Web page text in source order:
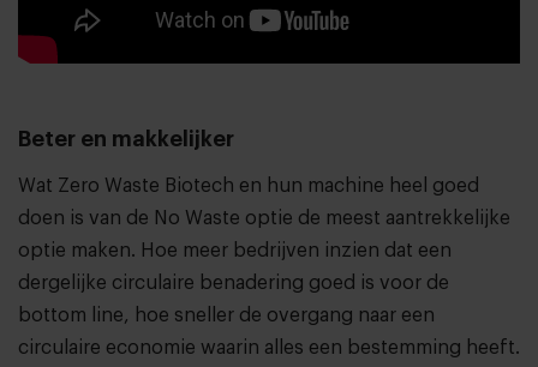
Beter en makkelijker
Wat Zero Waste Biotech en hun machine heel goed
doen is van de No Waste optie de meest aantrekkelijke
optie maken. Hoe meer bedrijven inzien dat een
dergelijke circulaire benadering goed is voor de
bottom line, hoe sneller de overgang naar een
circulaire economie waarin alles een bestemming heeft.